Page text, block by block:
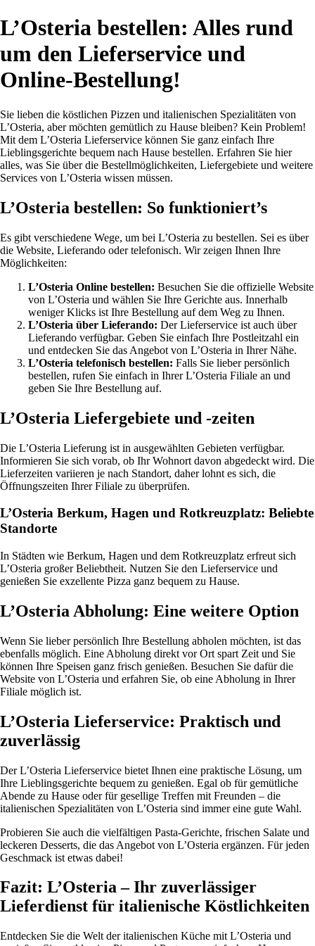
L’Osteria bestellen: Alles rund
um den Lieferservice und
Online-Bestellung!
Sie lieben die köstlichen Pizzen und italienischen Spezialitäten von
L’Osteria, aber möchten gemütlich zu Hause bleiben? Kein Problem!
Mit dem L’Osteria Lieferservice können Sie ganz einfach Ihre
Lieblingsgerichte bequem nach Hause bestellen. Erfahren Sie hier
alles, was Sie über die Bestellmöglichkeiten, Liefergebiete und weitere
Services von L’Osteria wissen müssen.
L’Osteria bestellen: So funktioniert’s
Es gibt verschiedene Wege, um bei L’Osteria zu bestellen. Sei es über
die Website, Lieferando oder telefonisch. Wir zeigen Ihnen Ihre
Möglichkeiten:
L’Osteria Online bestellen: Besuchen Sie die offizielle Website
von L’Osteria und wählen Sie Ihre Gerichte aus. Innerhalb
weniger Klicks ist Ihre Bestellung auf dem Weg zu Ihnen.
L’Osteria über Lieferando: Der Lieferservice ist auch über
Lieferando verfügbar. Geben Sie einfach Ihre Postleitzahl ein
und entdecken Sie das Angebot von L’Osteria in Ihrer Nähe.
L’Osteria telefonisch bestellen: Falls Sie lieber persönlich
bestellen, rufen Sie einfach in Ihrer L’Osteria Filiale an und
geben Sie Ihre Bestellung auf.
L’Osteria Liefergebiete und -zeiten
Die L’Osteria Lieferung ist in ausgewählten Gebieten verfügbar.
Informieren Sie sich vorab, ob Ihr Wohnort davon abgedeckt wird. Die
Lieferzeiten variieren je nach Standort, daher lohnt es sich, die
Öffnungszeiten Ihrer Filiale zu überprüfen.
L’Osteria Berkum, Hagen und Rotkreuzplatz: Beliebte
Standorte
In Städten wie Berkum, Hagen und dem Rotkreuzplatz erfreut sich
L’Osteria großer Beliebtheit. Nutzen Sie den Lieferservice und
genießen Sie exzellente Pizza ganz bequem zu Hause.
L’Osteria Abholung: Eine weitere Option
Wenn Sie lieber persönlich Ihre Bestellung abholen möchten, ist das
ebenfalls möglich. Eine Abholung direkt vor Ort spart Zeit und Sie
können Ihre Speisen ganz frisch genießen. Besuchen Sie dafür die
Website von L’Osteria und erfahren Sie, ob eine Abholung in Ihrer
Filiale möglich ist.
L’Osteria Lieferservice: Praktisch und
zuverlässig
Der L’Osteria Lieferservice bietet Ihnen eine praktische Lösung, um
Ihre Lieblingsgerichte bequem zu genießen. Egal ob für gemütliche
Abende zu Hause oder für gesellige Treffen mit Freunden – die
italienischen Spezialitäten von L’Osteria sind immer eine gute Wahl.
Probieren Sie auch die vielfältigen Pasta-Gerichte, frischen Salate und
leckeren Desserts, die das Angebot von L’Osteria ergänzen. Für jeden
Geschmack ist etwas dabei!
Fazit: L’Osteria – Ihr zuverlässiger
Lieferdienst für italienische Köstlichkeiten
Entdecken Sie die Welt der italienischen Küche mit L’Osteria und